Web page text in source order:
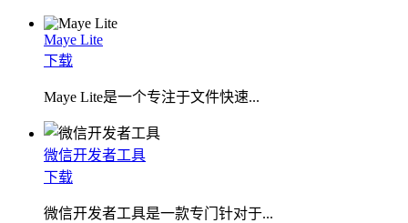
Maye Lite
下载
​Maye Lite是一个专注于文件快速...
微信开发者工具
下载
微信开发者工具是一款专门针对于...